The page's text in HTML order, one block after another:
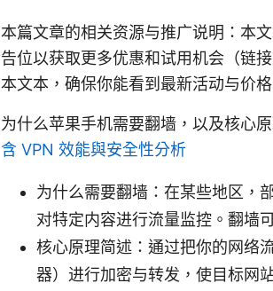
本篇文章的相关资源与推广说明：本
告位以获取更多优惠和试用机会（链
本文本，确保你能看到最新活动与价格
为什么苹果手机需要翻墙，以及核心
含 VPN 效能與安全性分析
为什么需要翻墙：在某些地区，
对特定内容进行流量监控。翻墙
核心原理简述：通过把你的网络
器）进行加密与转发，使目标网